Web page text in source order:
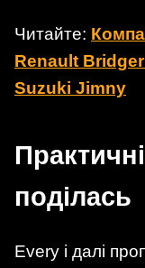
Читайте:
Renault
Suzuki Jimny
поділась
Every і далі